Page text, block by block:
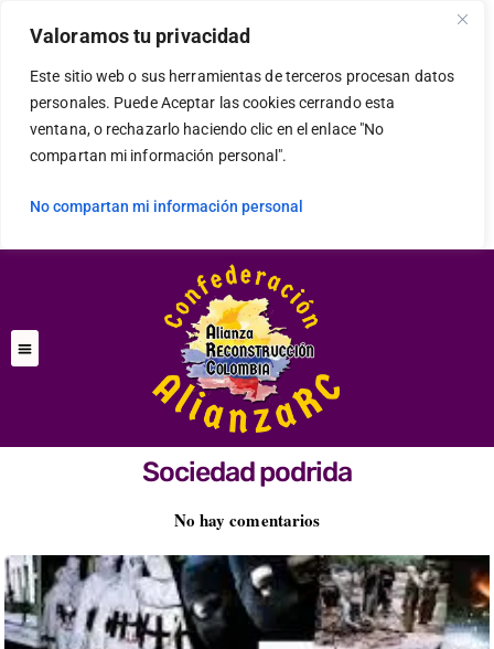
Valoramos tu privacidad
Este sitio web o sus herramientas de terceros procesan datos
personales. Puede Aceptar las cookies cerrando esta
ventana, o rechazarlo haciendo clic en el enlace "No
compartan mi información personal".
No compartan mi información personal
Sociedad podrida
No hay comentarios